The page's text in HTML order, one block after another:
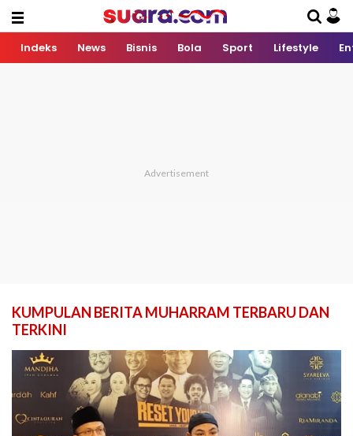
Indeks News Bisnis Bola Sport Lifestyle
KUMPULAN BERITA MUHARRAM TERBARU DAN
TERKINI